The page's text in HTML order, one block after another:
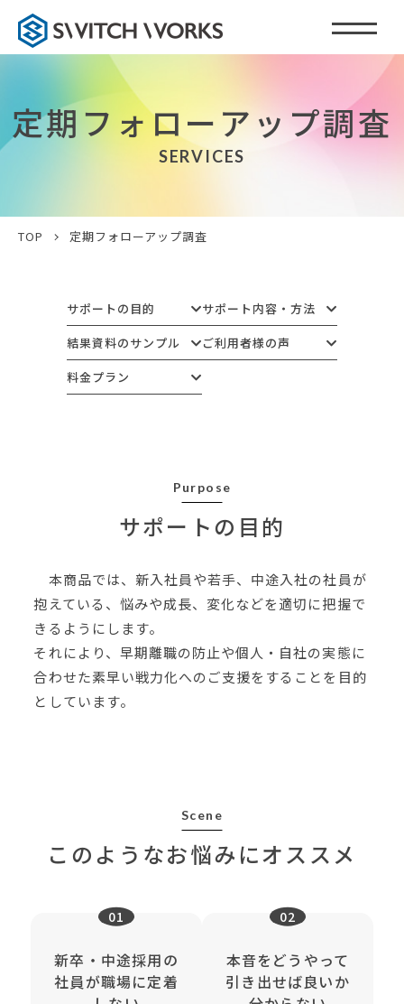
定期フォローアップ調査
SERVICES
TOP 定期フォローアップ調査
サポートの目的
サポート内容・方法
結果資料のサンプル
ご利用者様の声
料金プラン
Purpose
サポートの目的
本商品では、新入社員や若手、中途入社の社員が
抱えている、悩みや成長、変化などを適切に把握で
きるようにします。
それにより、早期離職の防止や個人・自社の実態に
合わせた素早い戦力化へのご支援をすることを目的
としています。
Scene
このようなお悩みにオススメ
新卒・中途採用の
社員が職場に定着
本音をどうやって
引き出せば良いか